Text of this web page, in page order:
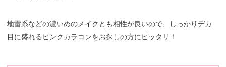
地雷系などの濃いめのメイクとも相性が良いので、しっかりデカ
目に盛れるピンクカラコンをお探しの方にピッタリ！